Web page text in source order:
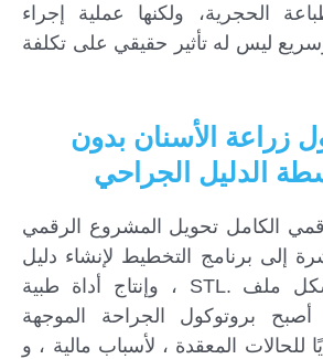
الحجرية، ولكنها عملية إجراء
ليس له تأثير حقيقي على تكلفة
زراعة الأسنان بدون
الدليل الجراحي
الكامل تحويل المشروع الرقمي
إلى برنامج التخطيط لإنشاء دليل
جراحي في شكل ملف .STL ، وإنتاج أداة طبية
بروتوكول الجراحة الموجهة
للحالات المعقدة ، لأسباب مالية ، و